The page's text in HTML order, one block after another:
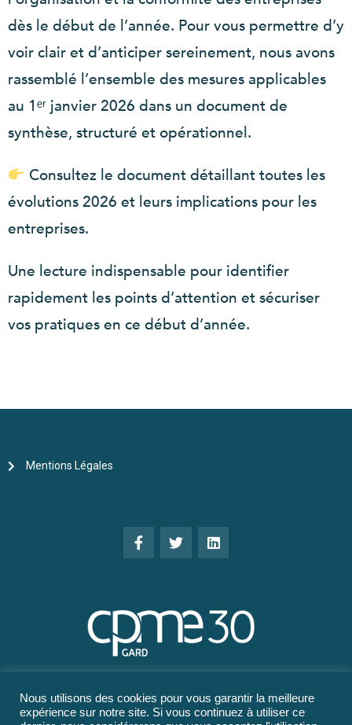
dès le début de l’année. Pour vous permettre d’y
voir clair et d’anticiper sereinement, nous avons
rassemblé l’ensemble des mesures applicables
au 1ᵉʳ janvier 2026 dans un document de
synthèse, structuré et opérationnel.
Consultez le document détaillant toutes les
évolutions 2026 et leurs implications pour les
entreprises.
Une lecture indispensable pour identifier
rapidement les points d’attention et sécuriser
vos pratiques en ce début d’année.
Mentions Légales
Nous utilisons des cookies pour vous garantir la meilleure
expérience sur notre site. Si vous continuez à utiliser ce